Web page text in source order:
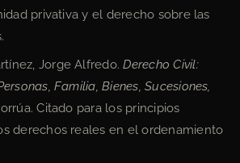
privativa y el derecho sobre las
Jorge Alfredo.Derecho Civil:
Familia, Bienes, Sucesiones,
Citado para los principios
derechos reales en el ordenamiento